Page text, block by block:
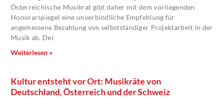
Österreichische Musikrat gibt daher mit dem vorliegenden
Honorarspiegel eine unverbindliche Empfehlung für
angemessene Bezahlung von selbstständiger Projektarbeit in der
Musik ab. Der
Weiterlesen »
Kultur entsteht vor Ort: Musikräte von
Deutschland, Österreich und der Schweiz